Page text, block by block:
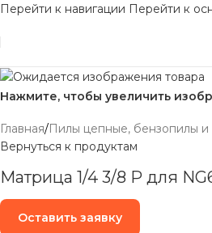
Перейти к навигации Перейти к
Нажмите, чтобы увеличить
Главная/Пилы цепные, бензопилы и
Вернуться к продуктам
Матрица 1/4 3/8 Р для
Оставить заявку